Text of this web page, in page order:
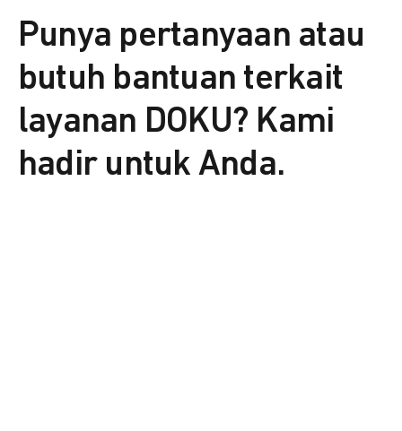
Punya pertanyaan atau
butuh bantuan terkait
layanan DOKU? Kami
hadir untuk Anda.